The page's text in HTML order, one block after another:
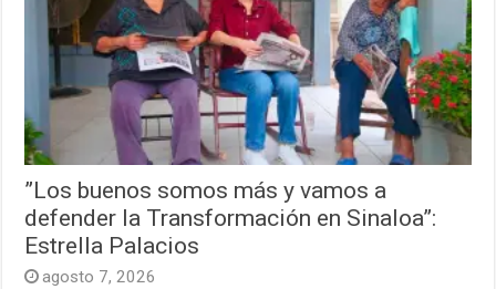
”Los buenos somos más y vamos a
defender la Transformación en Sinaloa”:
Estrella Palacios
agosto 7, 2026